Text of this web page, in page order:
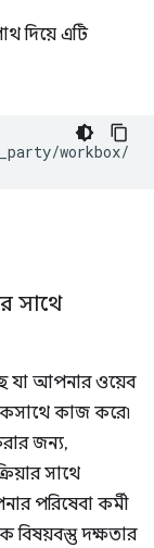
দিয়ে এটি
সাথে
যা আপনার ওয়েব
কাজ করে৷
জন্য,
সাথে
পরিষেবা কর্মী
দক্ষতার